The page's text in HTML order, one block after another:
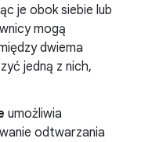
je obok siebie lub
mogą
dwiema
jedną z nich,
umożliwia
odtwarzania